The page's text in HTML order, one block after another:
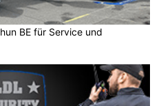
BE für Service und